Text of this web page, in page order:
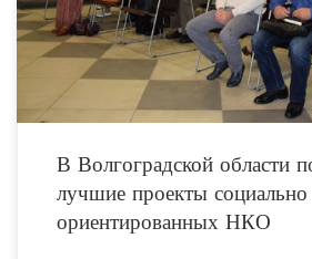
В Волгоградской области
лучшие проекты социально
ориентированных НКО